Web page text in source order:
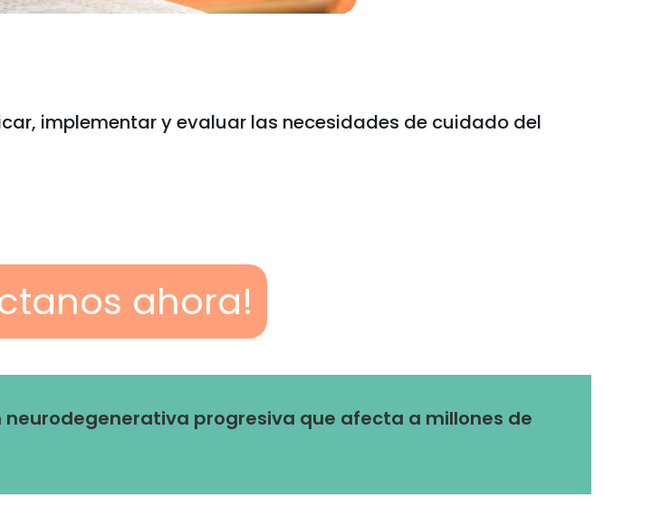
implementar y evaluar las necesidades de cuidado del
ahora!
progresiva que afecta a millones de